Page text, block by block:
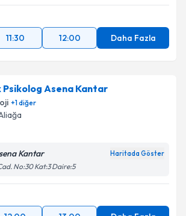
11:30 12:00 Daha Fazla
Psikolog Asena Kantar
+1diğer
Kantar Haritada Göster
No:30 Kat:3 Daire:5